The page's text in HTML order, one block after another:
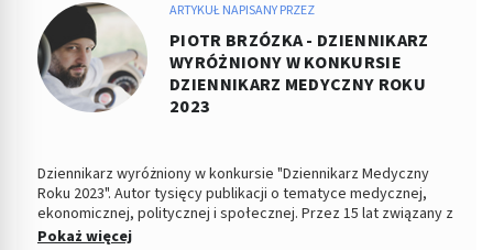
ARTYKUŁ NAPISANY PRZEZ
PIOTR BRZÓZKA - DZIENNIKARZ
WYRÓŻNIONY W KONKURSIE
DZIENNIKARZ MEDYCZNY ROKU
2023
Dziennikarz wyróżniony w konkursie "Dziennikarz Medyczny
Roku 2023". Autor tysięcy publikacji o tematyce medycznej,
ekonomicznej, politycznej i społecznej. Przez 15 lat związany z
Dziennikiem Łódzkim i Polska TheTimes. Z wykształcenia
Pokaż więcej